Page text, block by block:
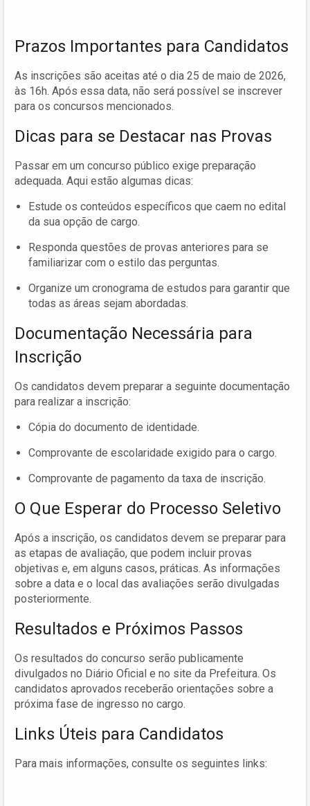
Prazos Importantes para Candidatos
As inscrições são aceitas até o dia 25 de maio de 2026,
às 16h. Após essa data, não será possível se inscrever
para os concursos mencionados.
Dicas para se Destacar nas Provas
Passar em um concurso público exige preparação
adequada. Aqui estão algumas dicas:
Estude os conteúdos específicos que caem no edital
da sua opção de cargo.
Responda questões de provas anteriores para se
familiarizar com o estilo das perguntas.
Organize um cronograma de estudos para garantir que
todas as áreas sejam abordadas.
Documentação Necessária para
Inscrição
Os candidatos devem preparar a seguinte documentação
para realizar a inscrição:
Cópia do documento de identidade.
Comprovante de escolaridade exigido para o cargo.
Comprovante de pagamento da taxa de inscrição.
O Que Esperar do Processo Seletivo
Após a inscrição, os candidatos devem se preparar para
as etapas de avaliação, que podem incluir provas
objetivas e, em alguns casos, práticas. As informações
sobre a data e o local das avaliações serão divulgadas
posteriormente.
Resultados e Próximos Passos
Os resultados do concurso serão publicamente
divulgados no Diário Oficial e no site da Prefeitura. Os
candidatos aprovados receberão orientações sobre a
próxima fase de ingresso no cargo.
Links Úteis para Candidatos
Para mais informações, consulte os seguintes links: